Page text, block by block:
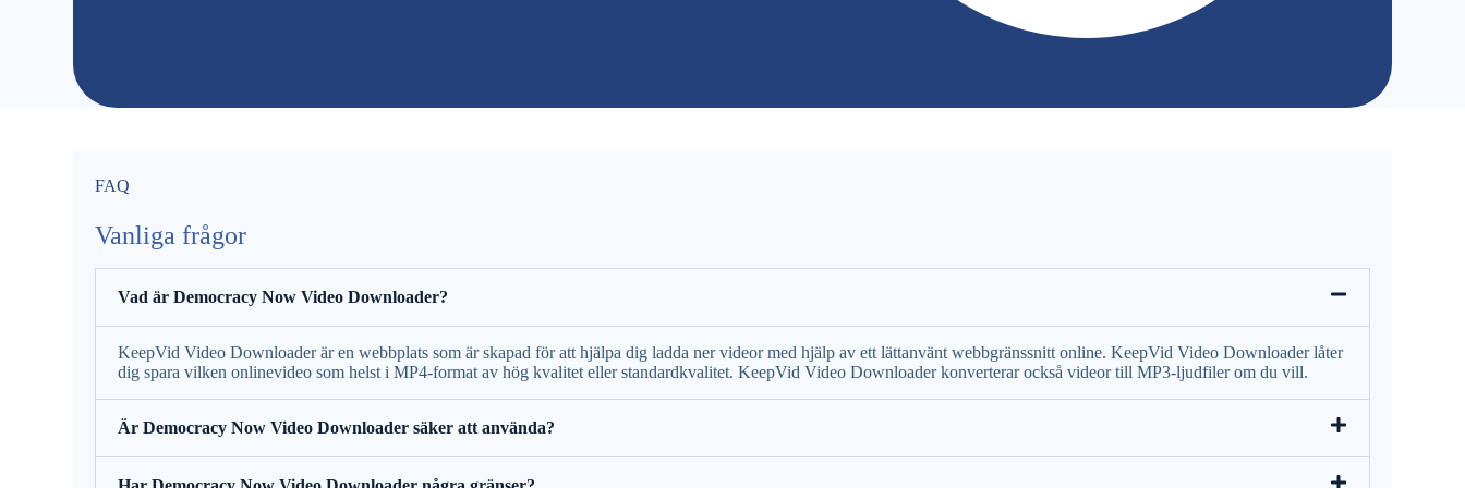
FAQ
Vanliga frågor
Vad är Democracy Now Video Downloader?
KeepVid Video Downloader är en webbplats som är skapad för att hjälpa dig ladda ner videor med hjälp av ett lättanvänt webbgränssnitt online. KeepVid Video Downloader låter
dig spara vilken onlinevideo som helst i MP4-format av hög kvalitet eller standardkvalitet. KeepVid Video Downloader konverterar också videor till MP3-ljudfiler om du vill.
Är Democracy Now Video Downloader säker att använda?